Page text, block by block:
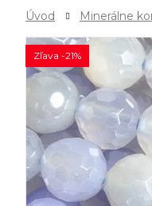
Úvod Minerálne
Zľava -21%